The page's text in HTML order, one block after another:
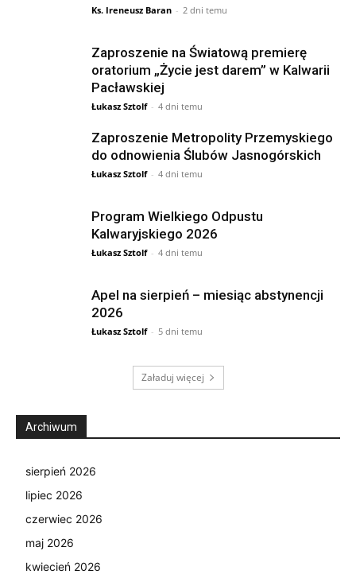
Ks. Ireneusz Baran - 2 dni temu
Zaproszenie na Światową premierę
oratorium „Życie jest darem” w Kalwarii
Pacławskiej
Łukasz Sztolf - 4 dni temu
Zaproszenie Metropolity Przemyskiego
do odnowienia Ślubów Jasnogórskich
Łukasz Sztolf - 4 dni temu
Program Wielkiego Odpustu
Kalwaryjskiego 2026
Łukasz Sztolf - 4 dni temu
Apel na sierpień – miesiąc abstynencji
2026
Łukasz Sztolf - 5 dni temu
Załaduj więcej
Archiwum
sierpień 2026
lipiec 2026
czerwiec 2026
maj 2026
kwiecień 2026